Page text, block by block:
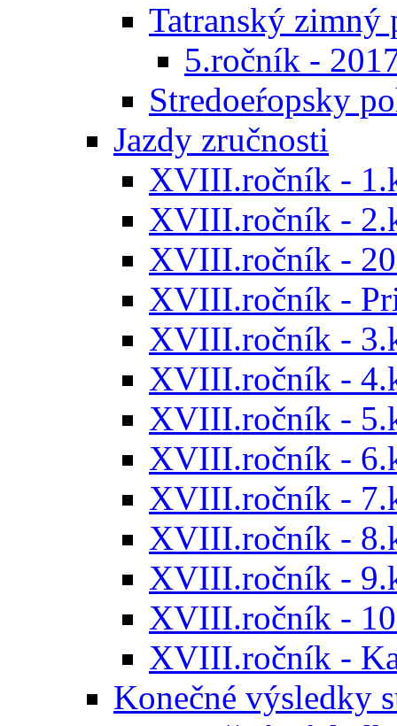
Tatranský zimný
5.ročník -
Stredoeŕopsky
Jazdy zručnosti
XVIII.ročník -
XVIII.ročník -
XVIII.ročník -
XVIII.ročník -
XVIII.ročník -
XVIII.ročník -
XVIII.ročník -
XVIII.ročník -
XVIII.ročník -
XVIII.ročník -
XVIII.ročník -
XVIII.ročník -
XVIII.ročník -
Konečné výsledky